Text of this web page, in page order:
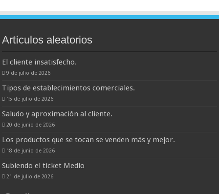
Artículos aleatorios
El cliente insatisfecho.
9 de julio de 2026
Tipos de establecimientos comerciales.
15 de julio de 2026
Saludo y aproximación al cliente.
20 de junio de 2026
Los productos que se tocan se venden más y mejor.
18 de junio de 2026
Subiendo el ticket Medio
21 de julio de 2026